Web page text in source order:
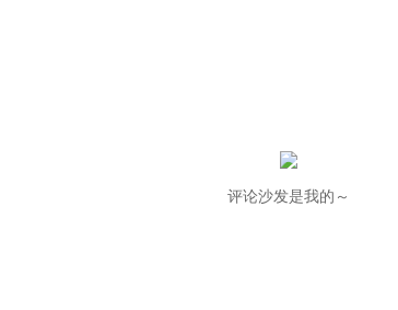
评论沙发是我的～